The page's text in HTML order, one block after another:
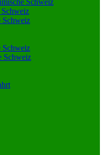
Schweiz
Schweiz
Schweiz
Schweiz